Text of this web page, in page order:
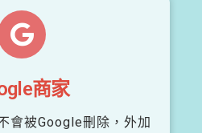
商家
會被Google刪除，外加